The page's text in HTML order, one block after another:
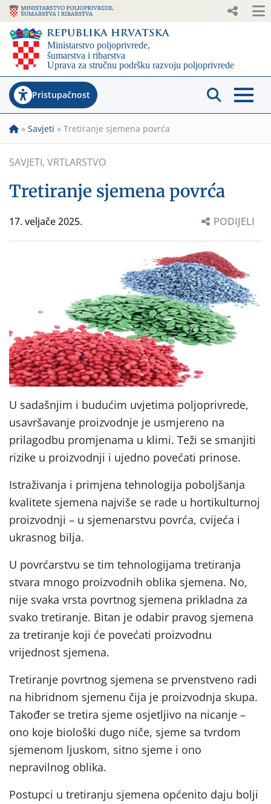
Pristupačnost
» Savjeti » Tretiranje sjemena povrća
SAVJETI, VRTLARSTVO
Tretiranje sjemena povrća
17. veljače 2025. PODIJELI
U sadašnjim i budućim uvjetima poljoprivrede,
usavršavanje proizvodnje je usmjereno na
prilagodbu promjenama u klimi. Teži se smanjiti
rizike u proizvodnji i ujedno povećati prinose.
Istraživanja i primjena tehnologija poboljšanja
kvalitete sjemena najviše se rade u hortikulturnoj
proizvodnji – u sjemenarstvu povrća, cvijeća i
ukrasnog bilja.
U povrćarstvu se tim tehnologijama tretiranja
stvara mnogo proizvodnih oblika sjemena. No,
nije svaka vrsta povrtnog sjemena prikladna za
svako tretiranje. Bitan je odabir pravog sjemena
za tretiranje koji će povećati proizvodnu
vrijednost sjemena.
Tretiranje povrtnog sjemena se prvenstveno radi
na hibridnom sjemenu čija je proizvodnja skupa.
Također se tretira sjeme osjetljivo na nicanje –
ono koje biološki dugo niče, sjeme sa tvrdom
sjemenom ljuskom, sitno sjeme i ono
nepravilnog oblika.
Postupci u tretiranju sjemena općenito daju bolji